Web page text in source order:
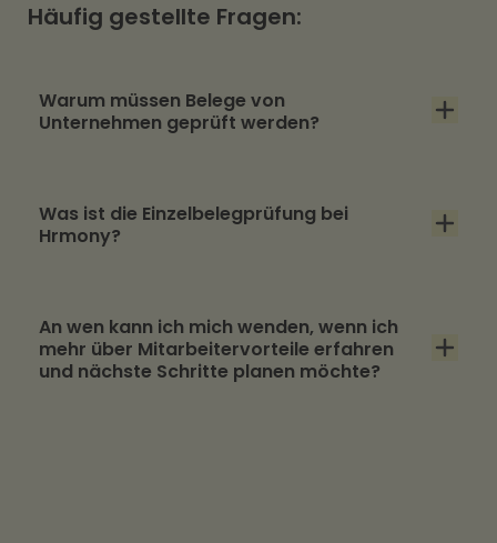
Häufig gestellte Fragen:
Warum müssen Belege von
Unternehmen geprüft werden?
Essenszuschusses gewährleisten zu können,
muss geprüft werden, dass auch nur erstattet
Was ist die Einzelbelegprüfung bei
Hrmony?
bei der Einreichung auf seine Richtigkeit und
Erstattungsfähigkeit – diesen Prozess nennen
An wen kann ich mich wenden, wenn ich
mehr über Mitarbeitervorteile erfahren
und nächste Schritte planen möchte?